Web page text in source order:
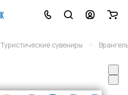
Туристические сувениры –